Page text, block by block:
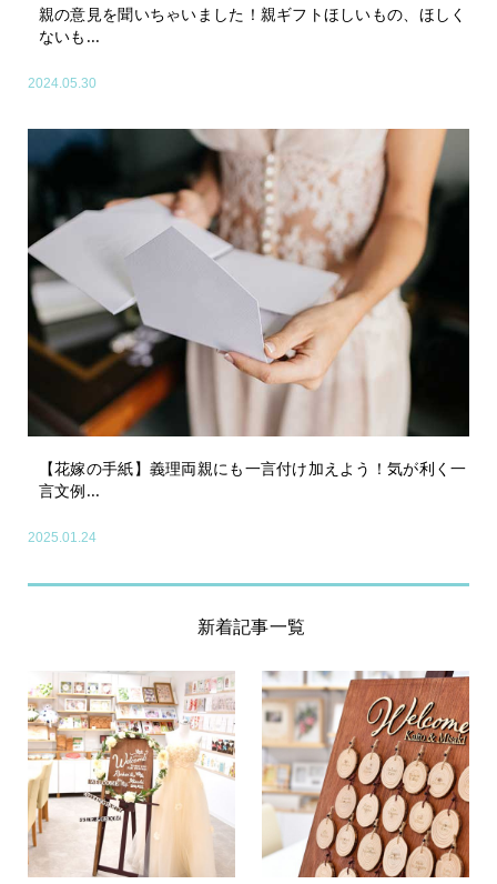
親の意見を聞いちゃいました！親ギフトほしいもの、ほしく
ないも...
2024.05.30
【花嫁の手紙】義理両親にも一言付け加えよう！気が利く一
言文例...
2025.01.24
新着記事一覧